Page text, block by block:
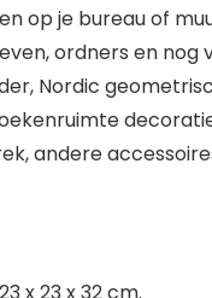
op je bureau of
ordners en
Nordic
andere